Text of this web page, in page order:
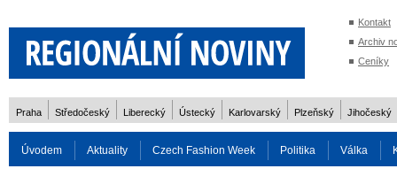
Kontakt
Archiv
Ceníky
Praha Středočeský Liberecký Ústecký Karlovarský Plzeňský Jihočeský
Úvodem Aktuality Czech Fashion Week Politika Válka